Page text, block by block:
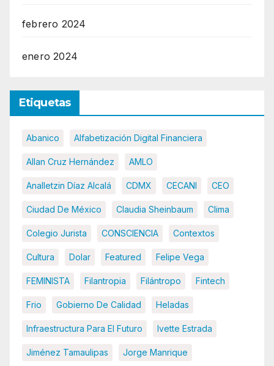
febrero 2024
enero 2024
Etiquetas
Abanico Alfabetización Digital Financiera
Allan Cruz Hernández AMLO
Analletzin Díaz Alcalá CDMX CECANI CEO
Ciudad De México Claudia Sheinbaum Clima
Colegio Jurista CONSCIENCIA Contextos
Cultura Dolar Featured Felipe Vega
FEMINISTA Filantropia Filántropo Fintech
Frio Gobierno De Calidad Heladas
Infraestructura Para El Futuro Ivette Estrada
Jiménez Tamaulipas Jorge Manrique